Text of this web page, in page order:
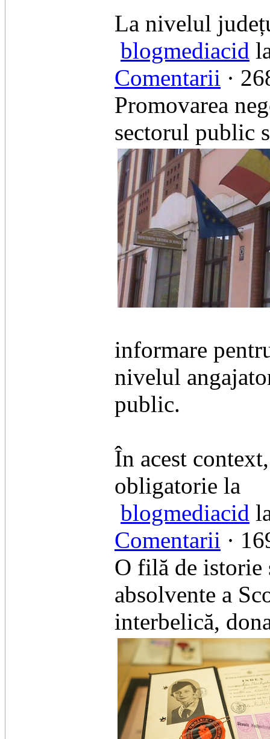
La nivelul
blogmediacid
Comentarii ·
Promovarea
sectorul public
informare
nivelul
public.
În acest
obligatorie la
blogmediacid
Comentarii ·
O filă de istorie
absolvente a
interbelică,